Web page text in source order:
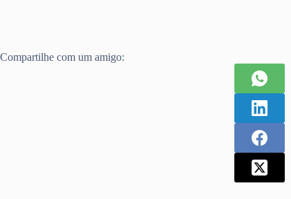
Compartilhe com um amigo: